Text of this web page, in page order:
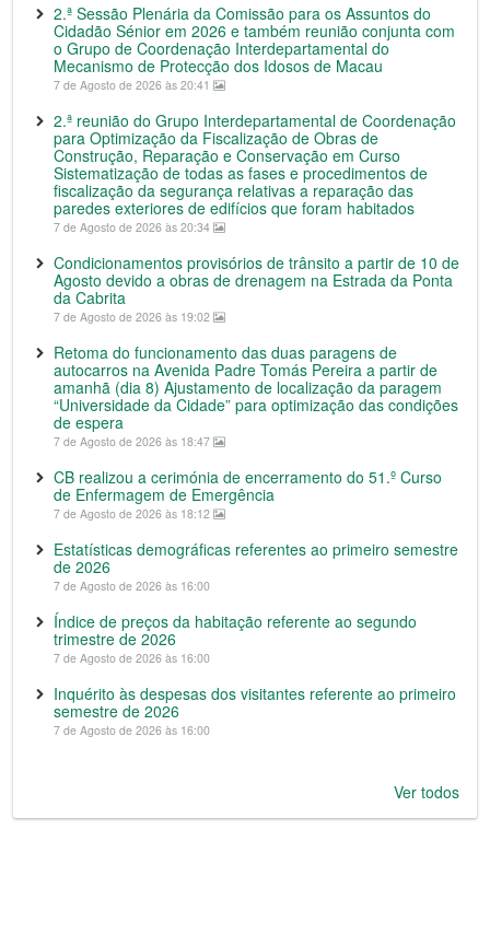
2.ª Sessão Plenária da Comissão para os Assuntos do
Cidadão Sénior em 2026 e também reunião conjunta com
o Grupo de Coordenação Interdepartamental do
Mecanismo de Protecção dos Idosos de Macau
7 de Agosto de 2026 às 20:41
2.ª reunião do Grupo Interdepartamental de Coordenação
para Optimização da Fiscalização de Obras de
Construção, Reparação e Conservação em Curso
Sistematização de todas as fases e procedimentos de
fiscalização da segurança relativas a reparação das
paredes exteriores de edifícios que foram habitados
7 de Agosto de 2026 às 20:34
Condicionamentos provisórios de trânsito a partir de 10 de
Agosto devido a obras de drenagem na Estrada da Ponta
da Cabrita
7 de Agosto de 2026 às 19:02
Retoma do funcionamento das duas paragens de
autocarros na Avenida Padre Tomás Pereira a partir de
amanhã (dia 8) Ajustamento de localização da paragem
“Universidade da Cidade” para optimização das condições
de espera
7 de Agosto de 2026 às 18:47
CB realizou a cerimónia de encerramento do 51.º Curso
de Enfermagem de Emergência
7 de Agosto de 2026 às 18:12
Estatísticas demográficas referentes ao primeiro semestre
de 2026
7 de Agosto de 2026 às 16:00
Índice de preços da habitação referente ao segundo
trimestre de 2026
7 de Agosto de 2026 às 16:00
Inquérito às despesas dos visitantes referente ao primeiro
semestre de 2026
7 de Agosto de 2026 às 16:00
Ver todos